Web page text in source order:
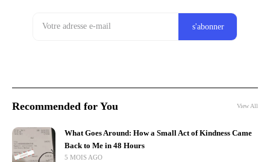
Recommended for You View All
What Goes Around: How a Small Act of Kindness Came
Back to Me in 48 Hours
5 MOIS AGO